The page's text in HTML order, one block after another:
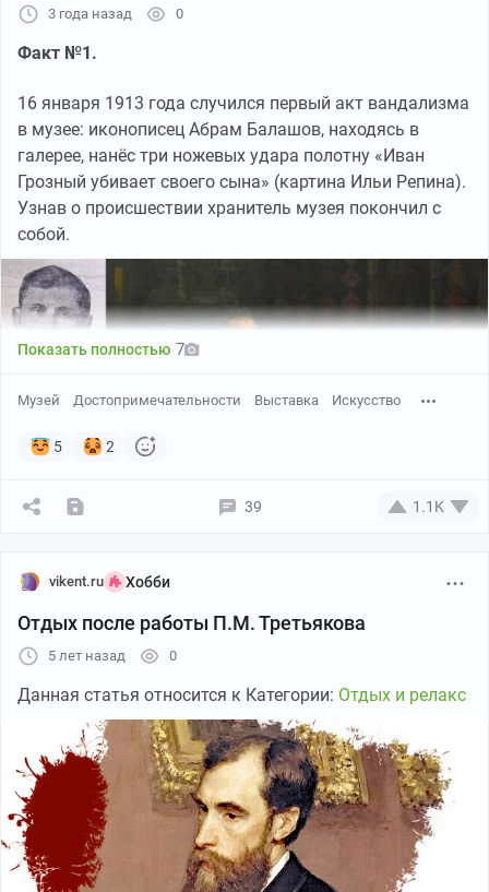
окунуться в его историю и пройтись по историческим
YouTube●26:56
Источник: канал на YouTube «Советские фильмы,
3 года назад 0
Факт №1.
16 января 1913 года случился первый акт вандализма
в музее: иконописец Абрам Балашов, находясь в
галерее, нанёс три ножевых удара полотну «Иван
Грозный убивает своего сына» (картина Ильи Репина).
Узнав о происшествии хранитель музея покончил с
собой.
Факт №2.
В годы Второй мировой войны коллекцию галереи
эвакуирована в Новосибирск, а другая временно
переехала в город Молотов.
Показать полностью 7
Музей Достопримечательности Выставка Искусство
5 2
39 1.1K
vikent.ru Хобби
Отдых после работы П.М. Третьякова
5 лет назад 0
Данная статья относится к Категории: Отдых и релакс